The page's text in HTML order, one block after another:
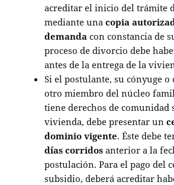
acreditar el inicio del trámite
mediante unacopia
demanda con constancia de
proceso de divorcio debe
antes de la entrega de la
Si el postulante, su cónyuge
otro miembro del núcleo
tiene derechos de comunidad
vivienda, debe presentar un
dominio vigente. Éste debe
días corridos anterior a la
postulación. Para el pago del
subsidio, deberá acreditar